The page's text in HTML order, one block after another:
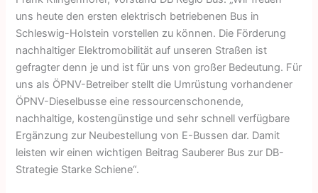
uns heute den ersten elektrisch betriebenen Bus in
Schleswig-Holstein vorstellen zu können. Die Förderung
nachhaltiger Elektromobilität auf unseren Straßen ist
gefragter denn je und ist für uns von großer Bedeutung. Für
uns als ÖPNV-Betreiber stellt die Umrüstung vorhandener
ÖPNV-Dieselbusse eine ressourcenschonende,
nachhaltige, kostengünstige und sehr schnell verfügbare
Ergänzung zur Neubestellung von E-Bussen dar. Damit
leisten wir einen wichtigen Beitrag Sauberer Bus zur DB-
Strategie Starke Schiene“.